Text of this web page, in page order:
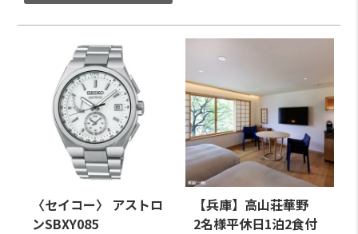
〈セイコー〉 アストロ
ンSBXY085
【兵庫】高山荘華野
2名様平休日1泊2食付